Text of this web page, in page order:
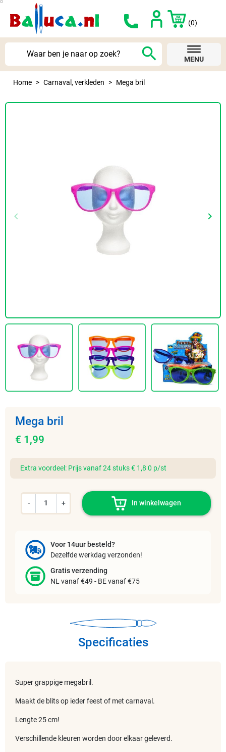
(0)
search MENU
Home Carnaval, verkleden Mega bril
Vorige
keyboard_arrow_left keyboard_arrow_right
Mega bril
€ 1,99
Extra voordeel: Prijs vanaf 24 stuks € 1,8 0 p/st
- + In winkelwagen
Voor 14uur besteld?
Dezelfde werkdag verzonden!
Gratis verzending
NL vanaf €49 - BE vanaf €75
Specificaties
Super grappige megabril.
Maakt de blits op ieder feest of met carnaval.
Lengte 25 cm!
Verschillende kleuren worden door elkaar geleverd.